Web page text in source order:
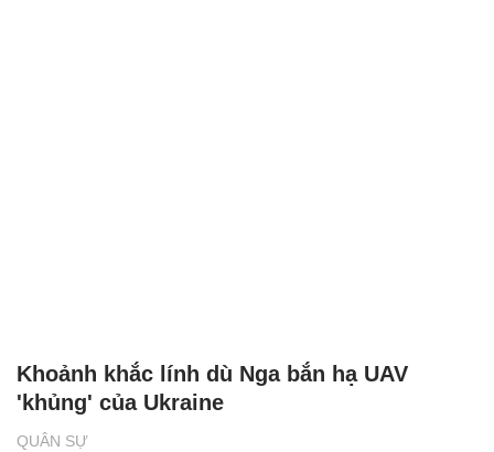
QUÂN SỰ
Khoảnh khắc lính dù Nga bắn hạ UAV
'khủng' của Ukraine